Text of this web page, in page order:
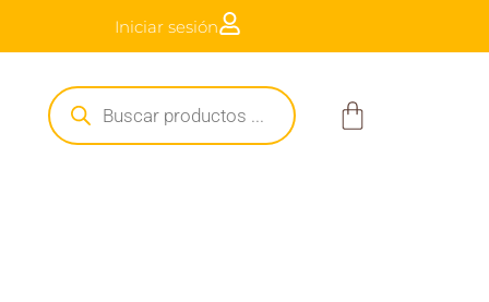
Iniciar sesión
Búsqueda
de
productos
Carrito